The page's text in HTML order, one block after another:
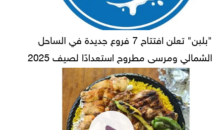
"بلبن" تعلن افتتاح 7 فروع جديدة في الساحل
الشمالي ومرسى مطروح استعدادًا لصيف 2025